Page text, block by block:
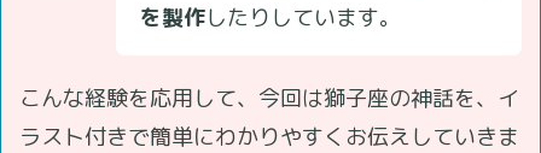
を製作したりしています。
こんな経験を応用して、今回は獅子座の神話を、イ
ラスト付きで簡単にわかりやすくお伝えしていきま